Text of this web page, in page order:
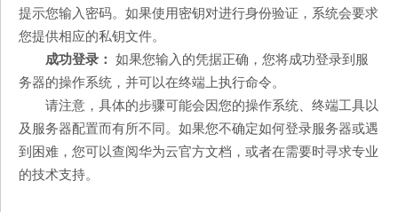
提示您输入密码。如果使用密钥对进行身份验证，系统会要求
您提供相应的私钥文件。
成功登录：
如果您输入的凭据正确，您将成功登录到服
务器的操作系统，并可以在终端上执行命令。
请注意，具体的步骤可能会因您的操作系统、终端工具以
及服务器配置而有所不同。如果您不确定如何登录服务器或遇
到困难，您可以查阅华为云官方文档，或者在需要时寻求专业
的技术支持。